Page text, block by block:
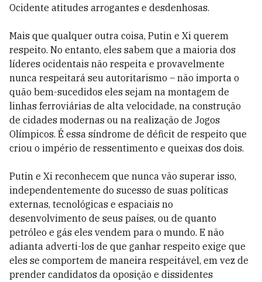
Ocidente atitudes arrogantes e desdenhosas.
Mais que qualquer outra coisa, Putin e Xi querem
respeito. No entanto, eles sabem que a maioria dos
líderes ocidentais não respeita e provavelmente
nunca respeitará seu autoritarismo – não importa o
quão bem-sucedidos eles sejam na montagem de
linhas ferroviárias de alta velocidade, na construção
de cidades modernas ou na realização de Jogos
Olímpicos. É essa síndrome de déficit de respeito que
criou o império de ressentimento e queixas dos dois.
Putin e Xi reconhecem que nunca vão superar isso,
independentemente do sucesso de suas políticas
externas, tecnológicas e espaciais no
desenvolvimento de seus países, ou de quanto
petróleo e gás eles vendem para o mundo. E não
adianta adverti-los de que ganhar respeito exige que
eles se comportem de maneira respeitável, em vez de
prender candidatos da oposição e dissidentes